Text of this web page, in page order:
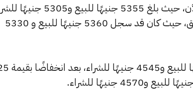
وشهد سعر عيار 21 انخفاضًا بالسوق المصري الآن، حيث بلغ 5355 جنيهًا للبيع
منخفضًا بمقدار 25 جنيهات عن التحديث السابق، حيث كان قد سجل 5360 جنيهًا للبيع و 5330
كما انخفض سعر عيار 18 ليصل إلى 4590 جنيهًا للبيع